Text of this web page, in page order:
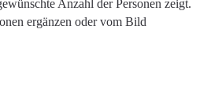
Anzahl der Personen zeigt.
ergänzen oder vom Bild